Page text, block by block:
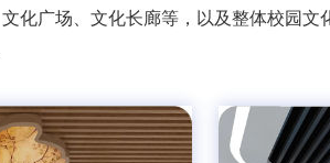
化广场、文化长廊等，以及整体校园